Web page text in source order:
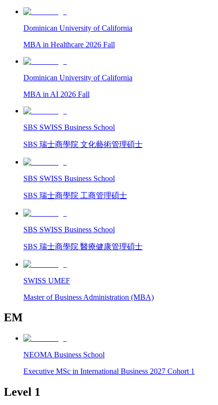
Dominican University of California
MBA in Healthcare 2026 Fall
Dominican University of California
MBA in AI 2026 Fall
SBS SWISS Business School
SBS 瑞士商學院 文化藝術管理碩士
SBS SWISS Business School
SBS 瑞士商學院 工商管理碩士
SBS SWISS Business School
SBS 瑞士商學院 醫療健康管理碩士
SWISS UMEF
Master of Business Administration (MBA)
EM
NEOMA Business School
Executive MSc in International Business 2027 Cohort 1
Level 1